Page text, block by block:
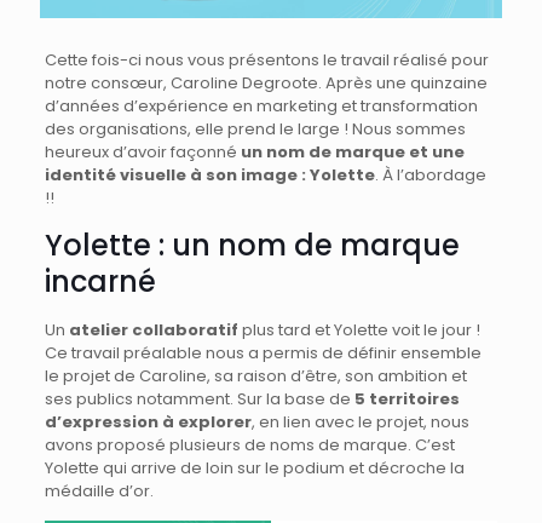
Cette fois-ci nous vous présentons le travail réalisé pour
notre consœur, Caroline Degroote. Après une quinzaine
d’années d’expérience en marketing et transformation
des organisations, elle prend le large ! Nous sommes
heureux d’avoir façonné un nom de marque et une
identité visuelle à son image : Yolette. À l’abordage
!!
Yolette : un nom de marque
incarné
Un atelier collaboratif plus tard et Yolette voit le jour !
Ce travail préalable nous a permis de définir ensemble
le projet de Caroline, sa raison d’être, son ambition et
ses publics notamment. Sur la base de 5 territoires
d’expression à explorer, en lien avec le projet, nous
avons proposé plusieurs de noms de marque. C’est
Yolette qui arrive de loin sur le podium et décroche la
médaille d’or.